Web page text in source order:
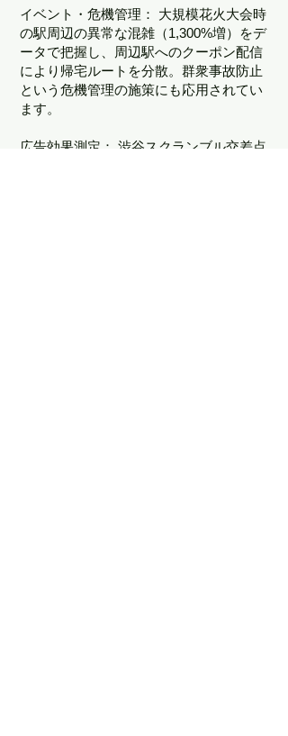
イベント・危機管理： 大規模花火大会時
の駅周辺の異常な混雑（1,300%増）をデ
ータで把握し、周辺駅へのクーポン配信
により帰宅ルートを分散。群衆事故防止
という危機管理の施策にも応用されてい
ます。
広告効果測定： 渋谷スクランブル交差点